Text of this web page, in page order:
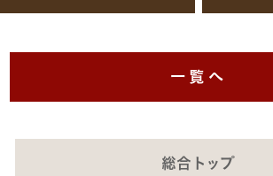
一覧へ
総合トップ